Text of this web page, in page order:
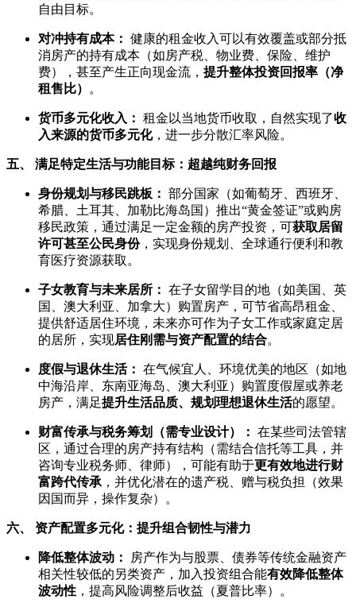
自由目标。
对冲持有成本： 健康的租金收入可以有效覆盖或部分抵
消房产的持有成本（如房产税、物业费、保险、维护
费），甚至产生正向现金流， 提升整体投资回报率（净
租售比）
。
货币多元化收入： 租金以当地货币收取，自然实现了收
入来源的货币多元化，进一步分散汇率风险。
五、 满足特定生活与功能目标：超越纯财务回报
身份规划与移民跳板： 部分国家（如葡萄牙、西班牙、
希腊、土耳其、加勒比海岛国）推出“黄金签证”或购房
移民政策，通过满足一定金额的房产投资，可获取居留
许可甚至公民身份，实现身份规划、全球通行便利和教
育医疗资源获取。
子女教育与未来居所： 在子女留学目的地（如美国、英
国、澳大利亚、加拿大）购置房产，可节省高昂租金、
提供舒适居住环境，未来亦可作为子女工作或家庭定居
的居所，实现居住刚需与资产配置的结合。
度假与退休生活： 在气候宜人、环境优美的地区（如地
中海沿岸、东南亚海岛、澳大利亚）购置度假屋或养老
房产，满足提升生活品质、规划理想退休生活的愿望。
财富传承与税务筹划（需专业设计）： 在某些司法管辖
区，通过合理的房产持有结构（需结合信托等工具，并
咨询专业税务师、律师），可能有助于更有效地进行财
富跨代传承 ，并优化潜在的遗产税、赠与税负担（效果
因国而异，操作复杂）。
六、 资产配置多元化：提升组合韧性与潜力
降低整体波动：
房产作为与股票、债券等传统金融资产
相关性较低的另类资产，加入投资组合能有效降低整体
波动性 ，提高风险调整后收益（夏普比率）。